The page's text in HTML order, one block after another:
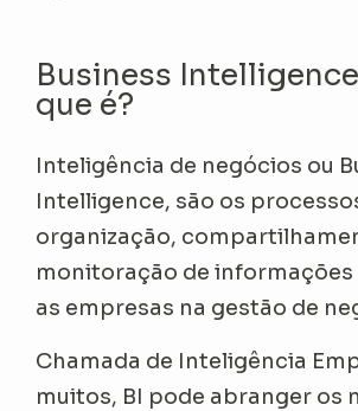
Business
que é?
Inteligência de negócios ou
Intelligence, são os
organização,
monitoração de informações
as empresas na gestão de
Chamada de Inteligência
muitos, BI pode abranger os